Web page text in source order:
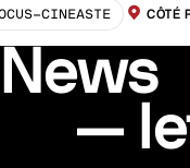
CINEASTE CÔTÉ
News